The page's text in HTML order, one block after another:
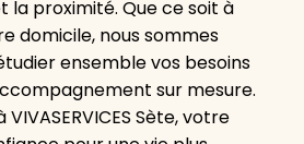
la proximité. Que ce soit à
domicile, nous sommes
ensemble vos besoins
sur mesure.
Sète, votre